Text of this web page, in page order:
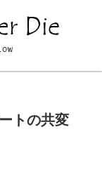
トの共変